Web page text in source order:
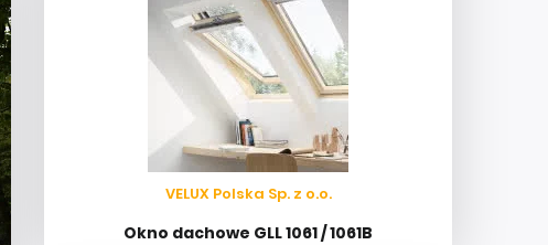
VELUX Polska Sp. z o.o.
Okno dachowe GLL 1061 / 1061B